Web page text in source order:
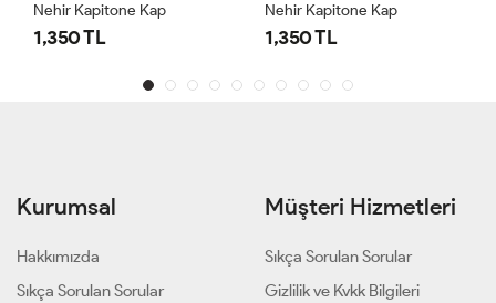
Nehir Kapitone Kap
1,350 TL
Nehir Kapitone Kap
1,350 TL
Kurumsal
Hakkımızda
Sıkça Sorulan Sorular
Müşteri Hizmetleri
Sıkça Sorulan Sorular
Gizlilik ve Kvkk Bilgileri